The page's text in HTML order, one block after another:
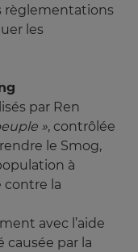
règlementations
les
par Ren
», contrôlée
le Smog,
à
contre la
avec l’aide
causée par la